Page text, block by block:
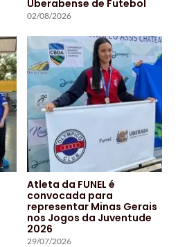
Uberabense de Futebol
02/08/2026
Atleta da FUNEL é
convocada para
representar Minas Gerais
nos Jogos da Juventude
2026
29/07/2026